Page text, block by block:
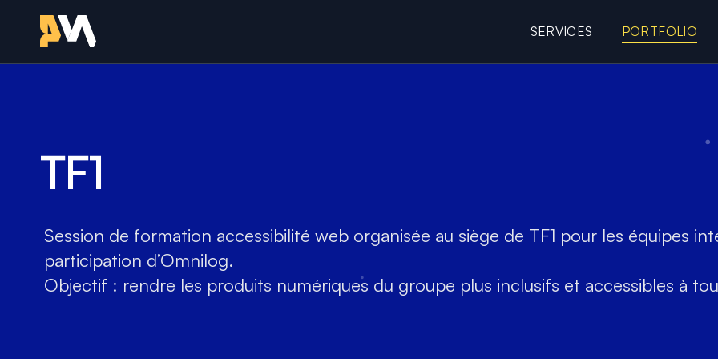
Retour à l'accueil - Site web de Pierrick Merli
SERVICES PORTFOLIO
Formation en accessibilité
TF1
Session de formation accessibilité web organisée au siège de TF1 pour les équipes
participation d’Omnilog.
Objectif : rendre les produits numériques du groupe plus inclusifs et accessibles à